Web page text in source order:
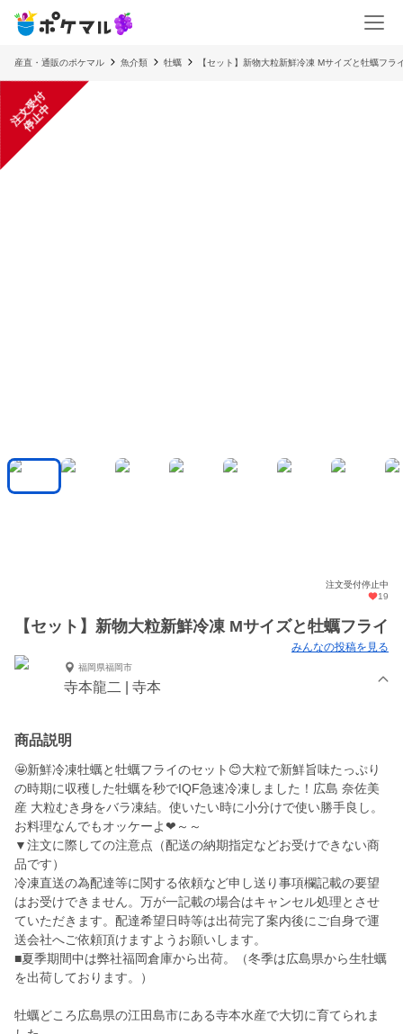
産直・通販のポケマル 魚介類 牡蠣 【セット】新物大粒新鮮冷凍 Mサイズと牡蠣フラ
注
文
受
付
停
止
中
注文受付停止中
19
【セット】新物大粒新鮮冷凍 Mサイズと牡蠣フライ
みんなの投稿を見る
福岡県福岡市
寺本龍二 | 寺本
商品説明
🤩新鮮冷凍牡蠣と牡蠣フライのセット😊大粒で新鮮旨味たっぷり
の時期に収穫した牡蠣を秒でIQF急速冷凍しました！広島 奈佐美
産 大粒むき身をバラ凍結。使いたい時に小分けで使い勝手良し。
お料理なんでもオッケーよ❤～～
▼注文に際しての注意点（配送の納期指定などお受けできない商
品です）
冷凍直送の為配達等に関する依頼など申し送り事項欄記載の要望
はお受けできません。万が一記載の場合はキャンセル処理とさせ
ていただきます。配達希望日時等は出荷完了案内後にご自身で運
送会社へご依頼頂けますようお願いします。
■夏季期間中は弊社福岡倉庫から出荷。（冬季は広島県から生牡蠣
を出荷しております。）
牡蠣どころ広島県の江田島市にある寺本水産で大切に育てられま